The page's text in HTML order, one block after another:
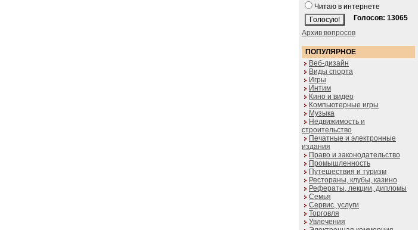
Читаю в интернете
Голосов: 13065
Архив вопросов
ПОПУЛЯРНОЕ
Веб-дизайн
Виды спорта
Игры
Интим
Кино и видео
Компьютерные игры
Музыка
Недвижимость и
строительство
Печатные и электронные
издания
Право и законодательство
Промышленность
Путешествия и туризм
Рестораны, клубы, казино
Рефераты, лекции, дипломы
Семья
Сервис, услуги
Торговля
Увлечения